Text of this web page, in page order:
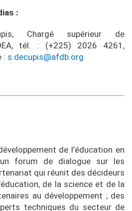
:
Chargé supérieur de
tél. : (+225) 2026 4261,
: s.decupis@afdb.org
de l’éducation en
forum de dialogue sur les
qui réunit des décideurs
de la science et de la
au développement ; des
techniques du secteur de